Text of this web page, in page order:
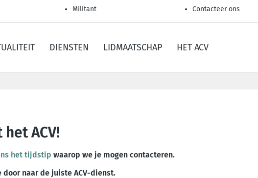
Militant Contacteer ons
DIENSTEN LIDMAATSCHAP HET ACV
ACV!
het tijdstip waarop we je mogen contacteren.
naar de juiste ACV-dienst.